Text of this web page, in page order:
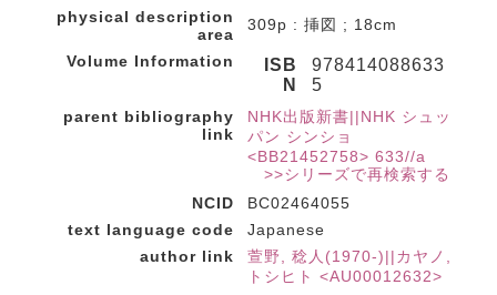
physical description
area
309p : 挿図 ; 18cm
Volume Information
ISB
N
978414088633
5
parent bibliography
link
NHK出版新書||NHK シュッ
パン シンショ
<BB21452758> 633//a
>>シリーズで再検索する
NCID
BC02464055
text language code
Japanese
author link
萱野, 稔人(1970-)||カヤノ,
トシヒト <AU00012632>